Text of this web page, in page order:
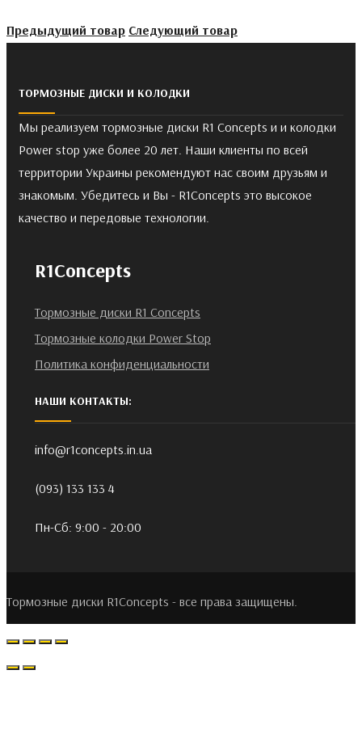
Предыдущий товар Следующий товар
ТОРМОЗНЫЕ ДИСКИ И КОЛОДКИ
Мы реализуем тормозные диски R1 Concepts и и колодки
Power stop уже более 20 лет. Наши клиенты по всей
территории Украины рекомендуют нас своим друзьям и
знакомым. Убедитесь и Вы - R1Concepts это высокое
качество и передовые технологии.
R1Concepts
Тормозные диски R1 Concepts
Тормозные колодки Power Stop
Политика конфиденциальности
НАШИ КОНТАКТЫ:
info@r1concepts.in.ua
(093) 133 133 4
Пн-Сб: 9:00 - 20:00
Тормозные диски R1Concepts - все права защищены.